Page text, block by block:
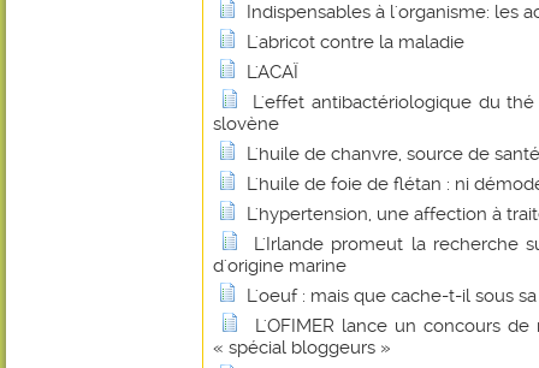
Indispensables à l'organisme: les
L'abricot contre la maladie
L'ACAÏ
L'effet antibactériologique du
slovène
L'huile de chanvre, source de
L'huile de foie de flétan : ni
L'hypertension, une affection à
L'Irlande promeut la recherche
d'origine marine
L'oeuf : mais que cache-t-il sous
L'OFIMER lance un concours
« spécial bloggeurs »